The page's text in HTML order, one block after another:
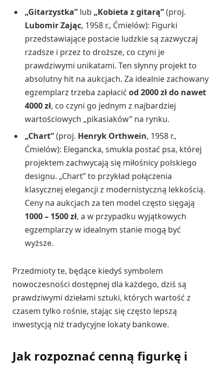
„Gitarzystka” lub „Kobieta z gitarą”(proj.
Lubomir Zając, 1958 r., Ćmielów): Figurki
przedstawiające postacie ludzkie są zazwyczaj
rzadsze i przez to droższe, co czyni je
prawdziwymi unikatami. Ten słynny projekt to
absolutny hit na aukcjach. Za idealnie zachowany
egzemplarz trzeba zapłacić od 2000 zł do nawet
4000 zł, co czyni go jednym z najbardziej
wartościowych „pikasiaków” na rynku.
„Chart”(proj. Henryk Orthwein, 1958 r.,
Ćmielów): Elegancka, smukła postać psa, której
projektem zachwycają się miłośnicy polskiego
designu. „Chart” to przykład połączenia
klasycznej elegancji z modernistyczną lekkością.
Ceny na aukcjach za ten model często sięgają
1000 – 1500 zł, a w przypadku wyjątkowych
egzemplarzy w idealnym stanie mogą być
wyższe.
Przedmioty te, będące kiedyś symbolem
nowoczesności dostępnej dla każdego, dziś są
prawdziwymi dziełami sztuki, których wartość z
czasem tylko rośnie, stając się często lepszą
inwestycją niż tradycyjne lokaty bankowe.
Jak rozpoznać cenną figurkę i